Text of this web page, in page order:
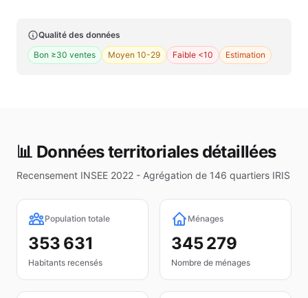
Qualité des données
Bon ≥30 ventes
Moyen 10-29 Faible <10 Estimation
📊 Données territoriales détaillées
Recensement INSEE 2022 - Agrégation de 146 quartiers IRIS
Population totale
353 631
Habitants recensés
Ménages
345 279
Nombre de ménages